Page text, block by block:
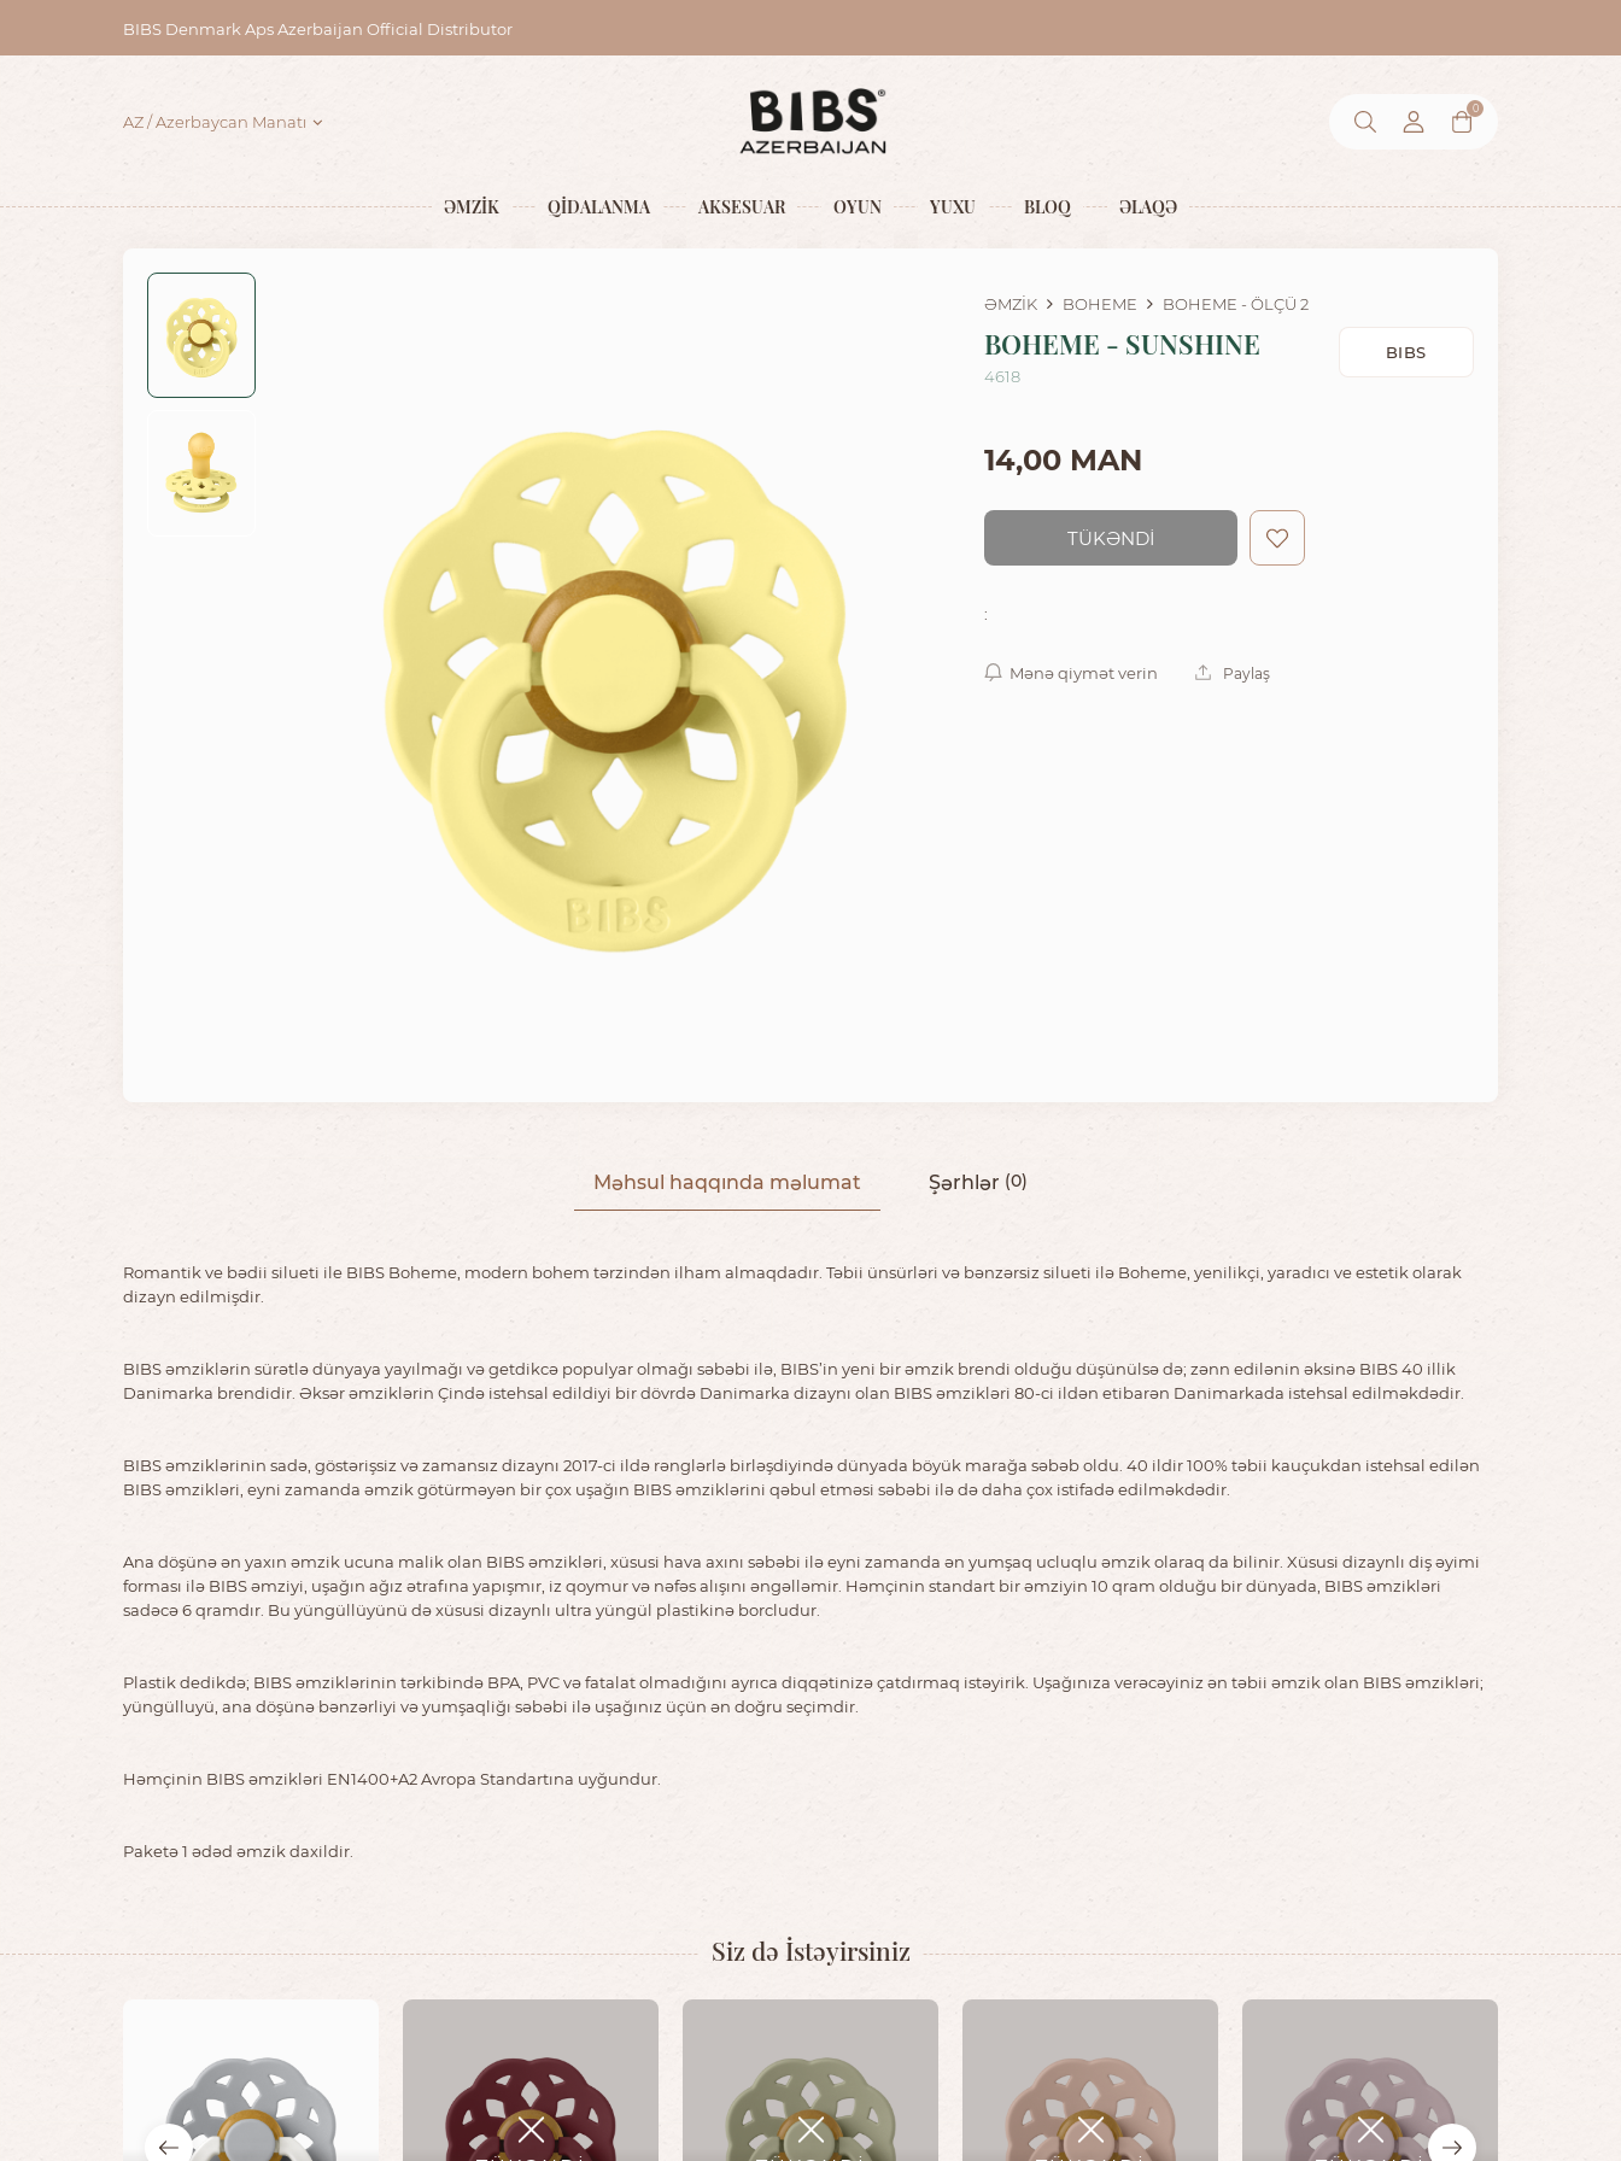
BIBS Denmark Aps Azerbaijan Official Distributor
AZ Azerbaycan Manatı
0
ƏMZİK QİDALANMA AKSESUAR OYUN YUXU BLOQ ƏLAQƏ
ƏMZİK BOHEME BOHEME - ÖLÇÜ 2
BIBS
BOHEME - SUNSHINE
4618
14,00 MAN
TÜKƏNDİ
:
Mənə qiymət verin Paylaş
Məhsul haqqında məlumat Şərhlər (0)
Romantik ve bədii silueti ile BIBS Boheme, modern bohem tərzindən ilham almaqdadır. Təbii ünsürləri və bənzərsiz silueti ilə Boheme, yenilikçi, yaradıcı ve estetik olarak
dizayn edilmişdir.
BIBS əmziklərin sürətlə dünyaya yayılmağı və getdikcə populyar olmağı səbəbi ilə, BIBS’in yeni bir əmzik brendi olduğu düşünülsə də; zənn edilənin əksinə BIBS 40 illik
Danimarka brendidir. Əksər əmziklərin Çində istehsal edildiyi bir dövrdə Danimarka dizaynı olan BIBS əmzikləri 80-ci ildən etibarən Danimarkada istehsal edilməkdədir.
BIBS əmziklərinin sadə, göstərişsiz və zamansız dizaynı 2017-ci ildə rənglərlə birləşdiyində dünyada böyük marağa səbəb oldu. 40 ildir 100% təbii kauçukdan istehsal edilən
BIBS əmzikləri, eyni zamanda əmzik götürməyən bir çox uşağın BIBS əmziklərini qəbul etməsi səbəbi ilə də daha çox istifadə edilməkdədir.
Ana döşünə ən yaxın əmzik ucuna malik olan BIBS əmzikləri, xüsusi hava axını səbəbi ilə eyni zamanda ən yumşaq ucluqlu əmzik olaraq da bilinir. Xüsusi dizaynlı diş əyimi
forması ilə BIBS əmziyi, uşağın ağız ətrafına yapışmır, iz qoymur və nəfəs alışını əngəlləmir. Həmçinin standart bir əmziyin 10 qram olduğu bir dünyada, BIBS əmzikləri
sadəcə 6 qramdır. Bu yüngüllüyünü də xüsusi dizaynlı ultra yüngül plastikinə borcludur.
Plastik dedikdə; BIBS əmziklərinin tərkibində BPA, PVC və fatalat olmadığını ayrıca diqqətinizə çatdırmaq istəyirik. Uşağınıza verəcəyiniz ən təbii əmzik olan BIBS əmzikləri;
yüngülluyü, ana döşünə bənzərliyi və yumşaqliğı səbəbi ilə uşağınız üçün ən doğru seçimdir.
Həmçinin BIBS əmzikləri EN1400+A2 Avropa Standartına uyğundur.
Paketə 1 ədəd əmzik daxildir.
Siz də İstəyirsiniz